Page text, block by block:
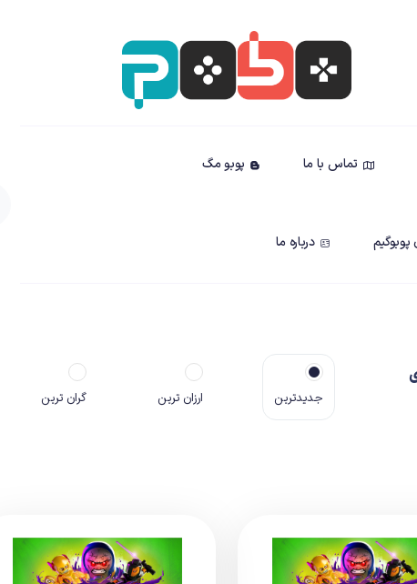
تماس با ما پوبو مگ
پوبوگیم درباره ما
جدیدترین ارزان ترین گران ترین